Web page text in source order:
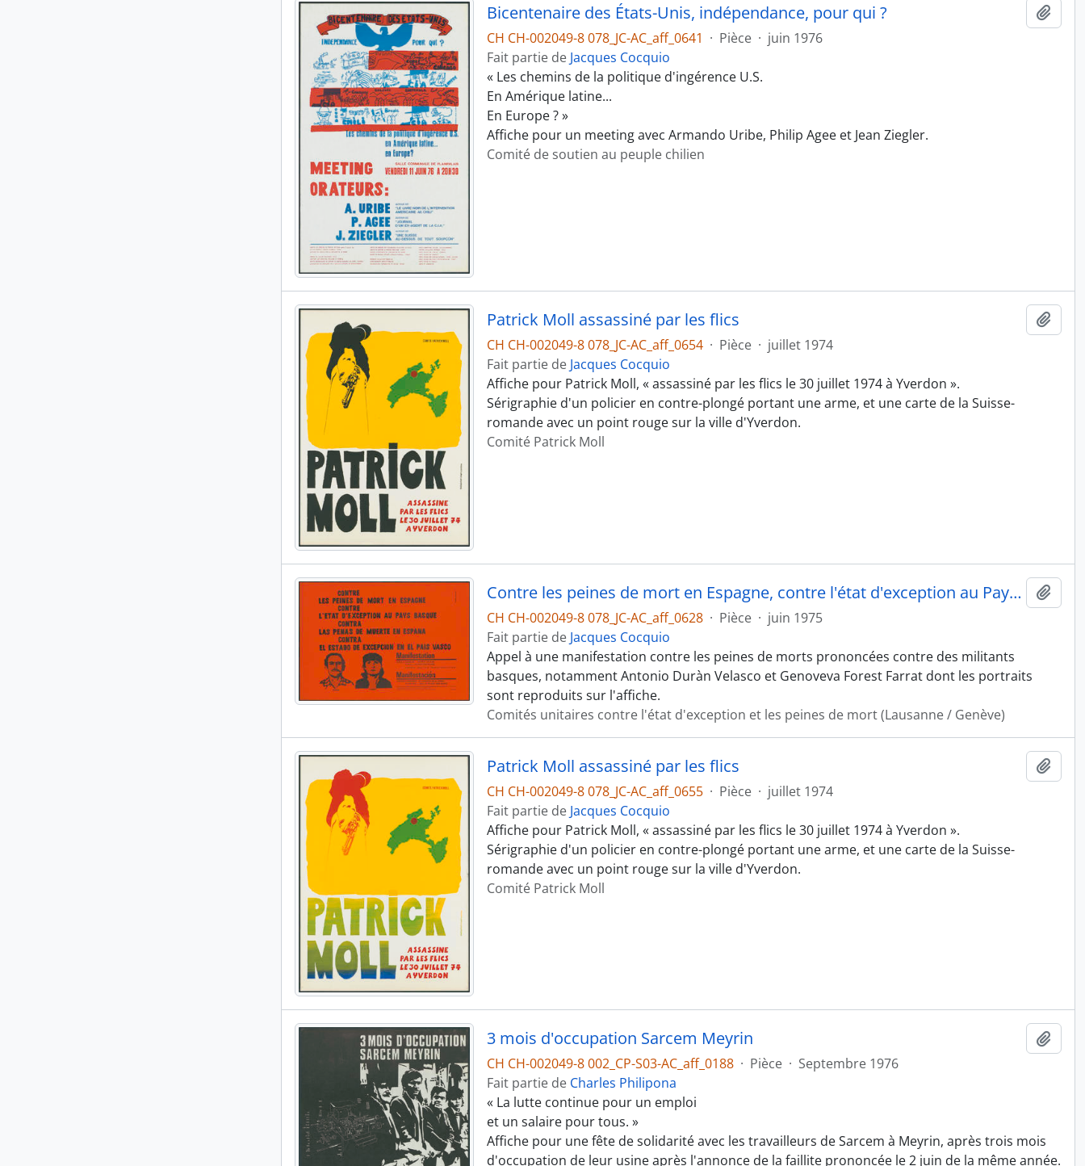
Bicentenaire des États-Unis, indépendance, pour qui ?
CH CH-002049-8 078_JC-AC_aff_0641 · Pièce · juin 1976
Fait partie de Jacques Cocquio
« Les chemins de la politique d'ingérence U.S.
En Amérique latine...
En Europe ? »
Affiche pour un meeting avec Armando Uribe, Philip Agee et Jean Ziegler.
Comité de soutien au peuple chilien
Patrick Moll assassiné par les flics
CH CH-002049-8 078_JC-AC_aff_0654 · Pièce · juillet 1974
Fait partie de Jacques Cocquio
Affiche pour Patrick Moll, « assassiné par les flics le 30 juillet 1974 à Yverdon ».
Sérigraphie d'un policier en contre-plongé portant une arme, et une carte de la Suisse-
romande avec un point rouge sur la ville d'Yverdon.
Comité Patrick Moll
Contre les peines de mort en Espagne, contre l'état d'exception au Pays basque
CH CH-002049-8 078_JC-AC_aff_0628 · Pièce · juin 1975
Fait partie de Jacques Cocquio
Appel à une manifestation contre les peines de morts prononcées contre des militants
basques, notamment Antonio Duràn Velasco et Genoveva Forest Farrat dont les portraits
sont reproduits sur l'affiche.
Comités unitaires contre l'état d'exception et les peines de mort (Lausanne / Genève)
Patrick Moll assassiné par les flics
CH CH-002049-8 078_JC-AC_aff_0655 · Pièce · juillet 1974
Fait partie de Jacques Cocquio
Affiche pour Patrick Moll, « assassiné par les flics le 30 juillet 1974 à Yverdon ».
Sérigraphie d'un policier en contre-plongé portant une arme, et une carte de la Suisse-
romande avec un point rouge sur la ville d'Yverdon.
Comité Patrick Moll
3 mois d'occupation Sarcem Meyrin
CH CH-002049-8 002_CP-S03-AC_aff_0188 · Pièce · Septembre 1976
Fait partie de Charles Philipona
« La lutte continue pour un emploi
et un salaire pour tous. »
Affiche pour une fête de solidarité avec les travailleurs de Sarcem à Meyrin, après trois mois
d'occupation de leur usine après l'annonce de la faillite prononcée le 2 juin de la même année.